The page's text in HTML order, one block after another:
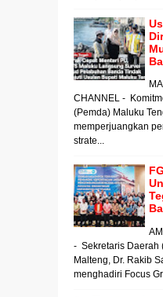
CHANNEL -
(Pemda) Maluku
memperjuangkan
strate...
- Sekretaris Daerah
Malteng, Dr. Rakib
menghadiri Focus